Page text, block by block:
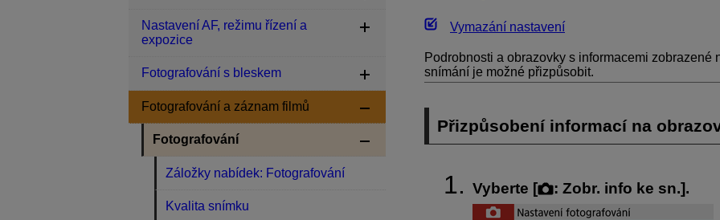
Vymazání nastavení
Podrobnosti a obrazovky s informacemi zobrazené
snímání je možné přizpůsobit.
Přizpůsobení informací na
Vyberte [ : Zobr. info ke sn.].
Nastavení AF, režimu řízení a
expozice
Fotografování s bleskem
Fotografování a záznam filmů
Fotografování
Záložky nabídek: Fotografování
Kvalita snímku